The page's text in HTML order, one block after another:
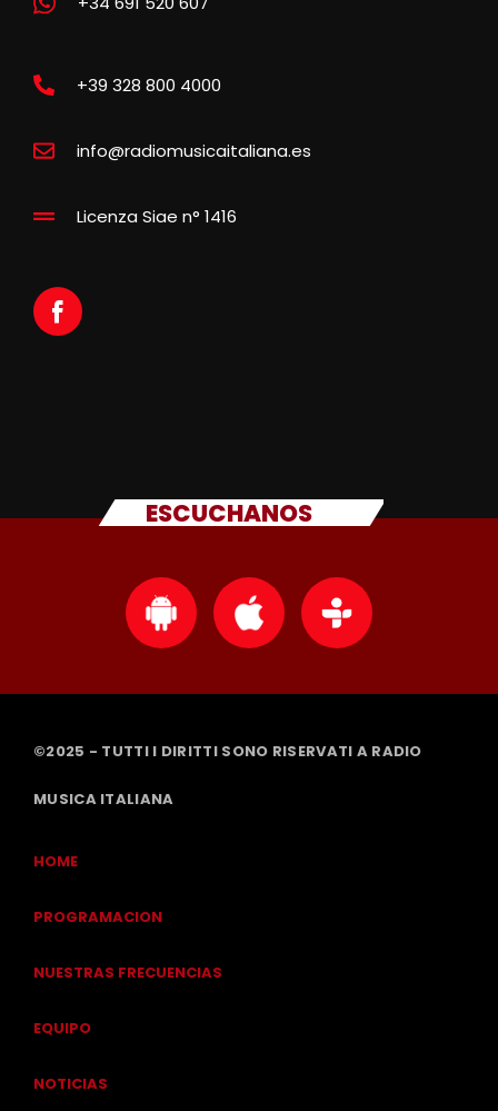
+39 328 800 4000
info@radiomusicaitaliana.es
Licenza Siae n° 1416
ESCUCHANOS
©2025 - TUTTI I DIRITTI SONO RISERVATI A RADIO
MUSICA ITALIANA
HOME
PROGRAMACION
NUESTRAS FRECUENCIAS
EQUIPO
NOTICIAS